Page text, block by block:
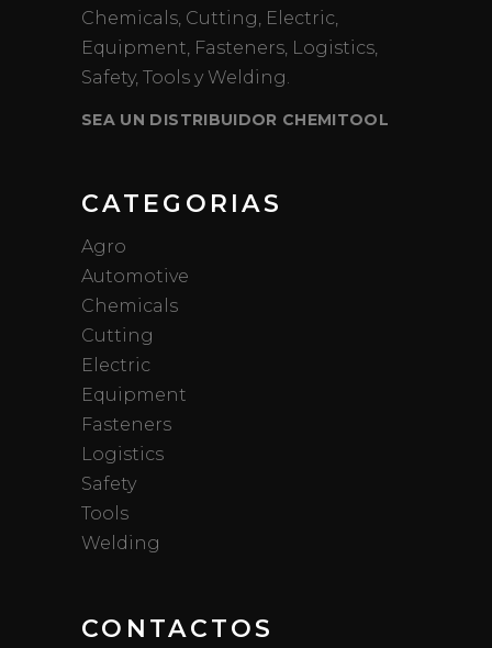
Chemicals, Cutting, Electric,
Equipment, Fasteners, Logistics,
Safety, Tools y Welding.
SEA UN DISTRIBUIDOR CHEMITOOL
CATEGORIAS
Agro
Automotive
Chemicals
Cutting
Electric
Equipment
Fasteners
Logistics
Safety
Tools
Welding
CONTACTOS